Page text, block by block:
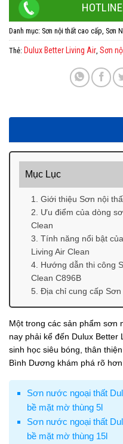
Danh mục: Sơn nội thất cao cấp Sơn
Thẻ: Dulux Better Living Air Sơn
Mục Lục
1. Giới thiệu Sơn nội
2. Ưu điểm của dòng
Clean
3. Tính năng nổi bật
Living Air Clean
4. Hướng dẫn thi công
Clean C896B
5. Địa chỉ cung cấp
Một trong các sản phẩm sơn
nay phải kể đến Dulux Better
sinh học siêu bóng, thân
Bình Dương khám phá rõ
Sơn nước ngoại thất
bề mặt mờ thùng 5l
Sơn nước ngoại thất
bề mặt mờ thùng 15l